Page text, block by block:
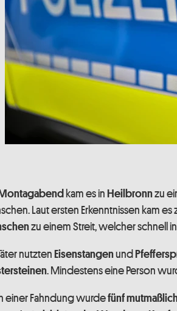
kam es in Heilbronnzu
Laut ersten Erkenntnissen kam
zu einem Streit, welcher schnell
nutztenEisenstangenund
. Mindestens eine Person
einer Fahndung wurdefünf